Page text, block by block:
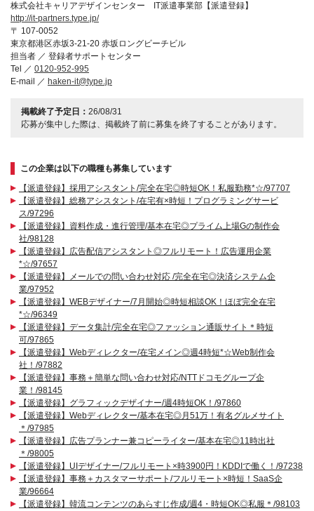
株式会社キャリアデザインセンター IT派遣事業部【派遣登録】
http://it-partners.type.jp/
〒 107-0052
東京都港区赤坂3-21-20 赤坂ロングビーチビル
担当者 ／ 登録者サポートセンター
Tel ／ 0120-952-995
E-mail ／ haken-it@type.jp
掲載終了予定日： 26/08/31
応募が集中した際は、掲載終了前に募集を終了することがあります。
この企業は以下の職種も募集しています
【派遣登録】採用アシスタント/完全在宅◎時短OK！私服勤務*☆/97707
【派遣登録】総務アシスタント/在宅有×時短！プログラミングサービ
ス/97296
【派遣登録】資料作成・進行管理/基本在宅◎プライム上場Gの制作会
社/98128
【派遣登録】広告配信アシスタント◎フルリモート！広告運用企業
*☆/97657
【派遣登録】メールでの問い合わせ対応 /完全在宅◎決済システム企
業/97952
【派遣登録】WEBデザイナー/7月開始◎時短相談OK！ほぼ完全在宅
*☆/96349
【派遣登録】データ集計/完全在宅◎ファッション通販サイト＊時短
可/97865
【派遣登録】Webディレクター/在宅メイン◎週4時短*☆Web制作会
社！/97882
【派遣登録】事務＋簡単な問い合わせ対応/NTTドコモグループ企
業！/98145
【派遣登録】グラフィックデザイナー/週4時短OK！/97860
【派遣登録】Webディレクター/基本在宅◎月51万！有名グルメサイト
＊/97985
【派遣登録】広告プランナー兼コピーライター/基本在宅◎11時出社
＊/98005
【派遣登録】UIデザイナー/フルリモート×時3900円！KDDIで働く！/97238
【派遣登録】事務＋カスタマーサポート/フルリモート×時短！SaaS企
業/96664
【派遣登録】韓流コンテンツのあらすじ作成/週4・時短OK◎私服＊/98103